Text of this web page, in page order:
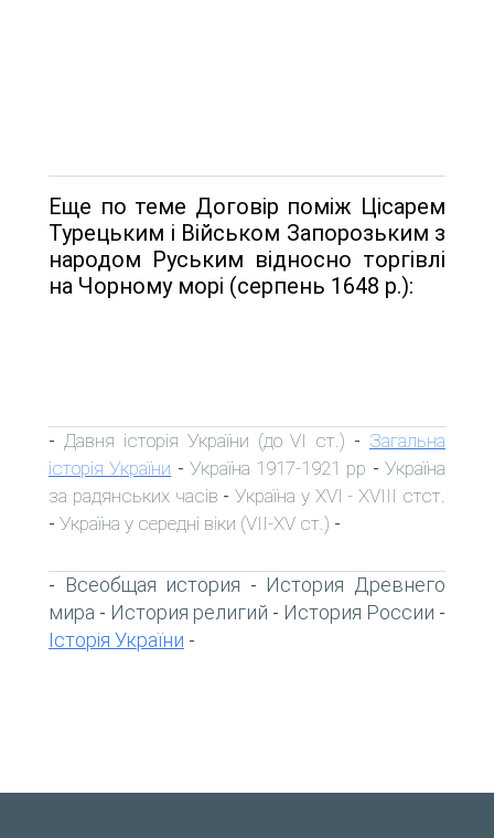
Еще по теме Договір поміж Цісарем
Турецьким і Військом Запоро­зьким з
народом Руським відносно торгівлі
на Чорному морі (серпень 1648 р.):
- Давня історія України (до VI ст.) - Загальна
історія України - Україна 1917-1921 рр -Україна
за радянських часів -Україна у XVI - XVIII стст.
- Україна у середні віки (VII-XV ст.) -
- Всеобщая история - История Древнего
мира - История религий - История России -
Історія України -